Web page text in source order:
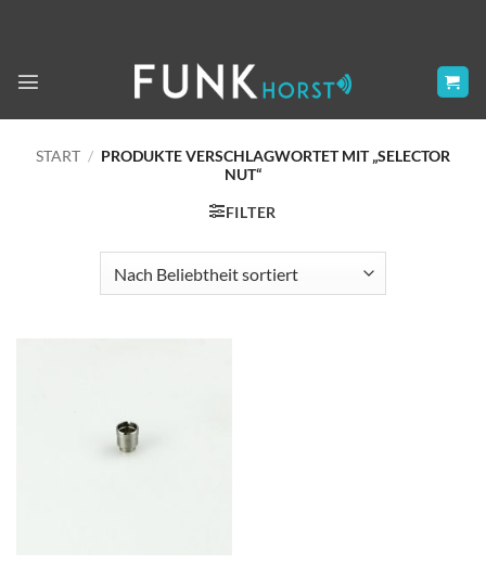
START / PRODUKTE VERSCHLAGWORTET MIT „SELECTOR
NUT“
FILTER